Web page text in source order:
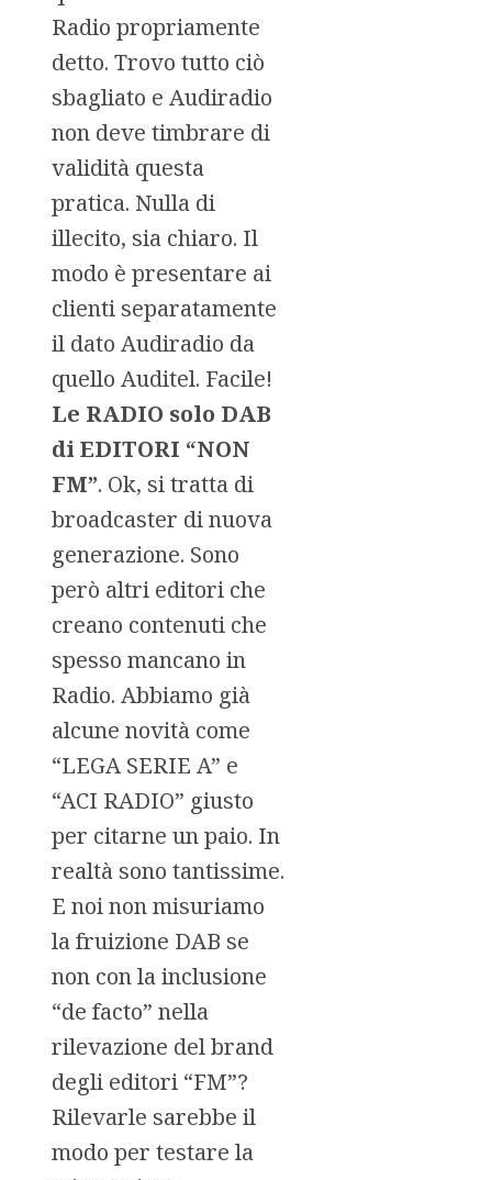
Radio propriamente
detto. Trovo tutto ciò
sbagliato e Audiradio
non deve timbrare di
validità questa
pratica. Nulla di
illecito, sia chiaro. Il
modo è presentare ai
clienti separatamente
il dato Audiradio da
quello Auditel. Facile!
Le RADIO solo DAB
di EDITORI “NON
FM”. Ok, si tratta di
broadcaster di nuova
generazione. Sono
però altri editori che
creano contenuti che
spesso mancano in
Radio. Abbiamo già
alcune novità come
“LEGA SERIE A” e
“ACI RADIO” giusto
per citarne un paio. In
realtà sono tantissime.
E noi non misuriamo
la fruizione DAB se
non con la inclusione
“de facto” nella
rilevazione del brand
degli editori “FM”?
Rilevarle sarebbe il
modo per testare la